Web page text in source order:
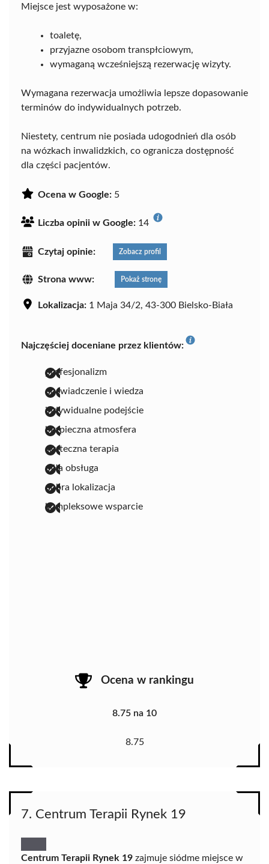
Miejsce jest wyposażone w:
toaletę,
przyjazne osobom transpłciowym,
wymaganą wcześniejszą rezerwację wizyty.
Wymagana rezerwacja umożliwia lepsze dopasowanie
terminów do indywidualnych potrzeb.
Niestety, centrum nie posiada udogodnień dla osób
na wózkach inwalidzkich, co ogranicza dostępność
dla części pacjentów.
Ocena w Google: 5
Liczba opinii w Google: 14
Czytaj opinie: Zobacz profil
Strona www: Pokaż stronę
Lokalizacja: 1 Maja 34/2, 43-300 Bielsko-Biała
Najczęściej doceniane przez klientów:
profesjonalizm
doświadczenie i wiedza
indywidualne podejście
bezpieczna atmosfera
skuteczna terapia
miła obsługa
dobra lokalizacja
kompleksowe wsparcie
Ocena w rankingu
8.75 na 10
8.75
7. Centrum Terapii Rynek 19
Centrum Terapii Rynek 19 zajmuje siódme miejsce w